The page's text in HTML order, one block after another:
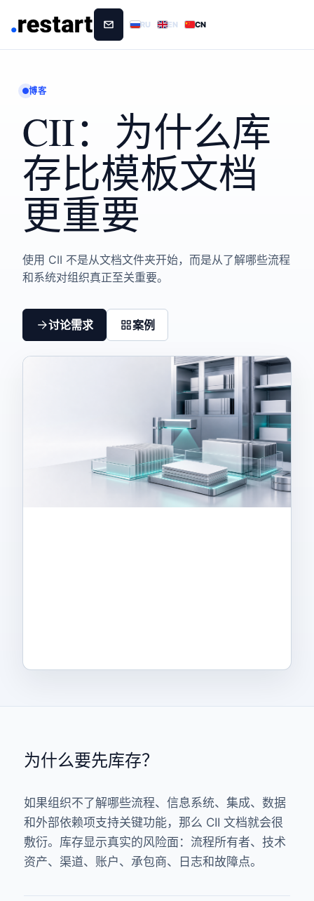
RU EN CN
博客
CII：为什么库
存比模板文档
更重要
使用 CII 不是从文档文件夹开始，而是从了解哪些流程
和系统对组织真正至关重要。
讨论需求 案例
为什么要先库存？
如果组织不了解哪些流程、信息系统、集成、数据
和外部依赖项支持关键功能，那么 CII 文档就会很
敷衍。库存显示真实的风险面：流程所有者、技术
资产、渠道、账户、承包商、日志和故障点。